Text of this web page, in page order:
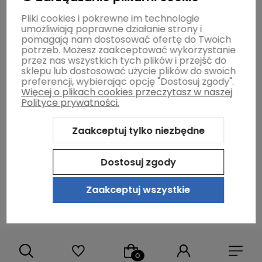
O firmie
Sklep internetowy Shoper.pl Szablon Shoper Modern 3.0™
GrowCommerce
Pliki cookies i pokrewne im technologie
umożliwiają poprawne działanie strony i
pomagają nam dostosować ofertę do Twoich
potrzeb. Możesz zaakceptować wykorzystanie
przez nas wszystkich tych plików i przejść do
sklepu lub dostosować użycie plików do swoich
preferencji, wybierając opcję "Dostosuj zgody".
Więcej o plikach cookies przeczytasz w naszej
Polityce prywatności.
Zaakceptuj tylko niezbędne
Dostosuj zgody
Zaakceptuj wszystkie